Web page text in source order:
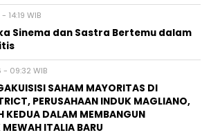
14:19 WIB
Sinema dan Sastra Bertemu dalam
09:32 WIB
SAHAM MAYORITAS DI
PERUSAHAAN INDUK MAGLIANO,
KEDUA DALAM MEMBANGUN
ITALIA BARU